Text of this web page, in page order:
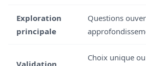
Exploration
principale
Questions
Validation
Choix unique ou